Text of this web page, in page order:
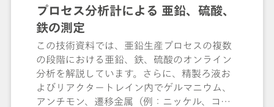
プロセス分析計による 亜鉛、硫酸、
鉄の測定
この技術資料では、亜鉛生産プロセスの複数
の段階における亜鉛、鉄、硫酸のオンライン
分析を解説しています。さらに、精製ろ液お
よびリアクタートレイン内でゲルマニウム、
アンチモン、遷移金属（例：ニッケル、コバ